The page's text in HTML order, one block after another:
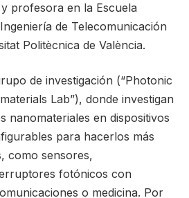
profesora en la Escuela
de Telecomunicación
Politècnica de València.
de investigación (“Photonic
Lab”), donde investigan
nanomateriales en dispositivos
para hacerlos más
como sensores,
fotónicos con
o medicina. Por